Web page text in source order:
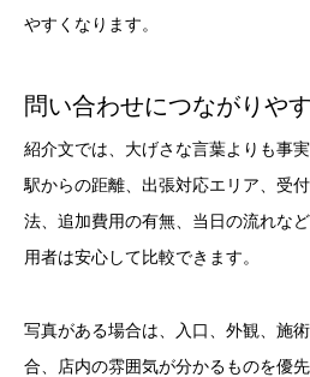
やすくなります。
問い合わせにつながりや
紹介文では、大げさな言葉よりも事
駅からの距離、出張対応エリア、受
法、追加費用の有無、当日の流れな
用者は安心して比較できます。
写真がある場合は、入口、外観、施
合、店内の雰囲気が分かるものを優